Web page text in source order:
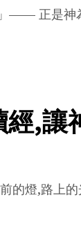
—— 正是
,讓
的燈,路上